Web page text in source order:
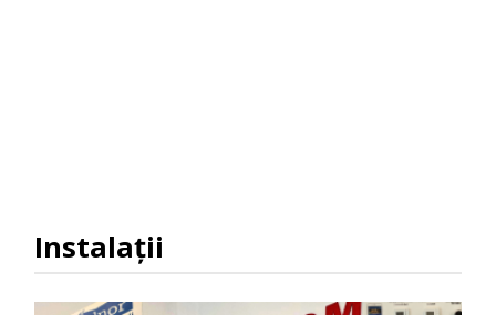
Instalații